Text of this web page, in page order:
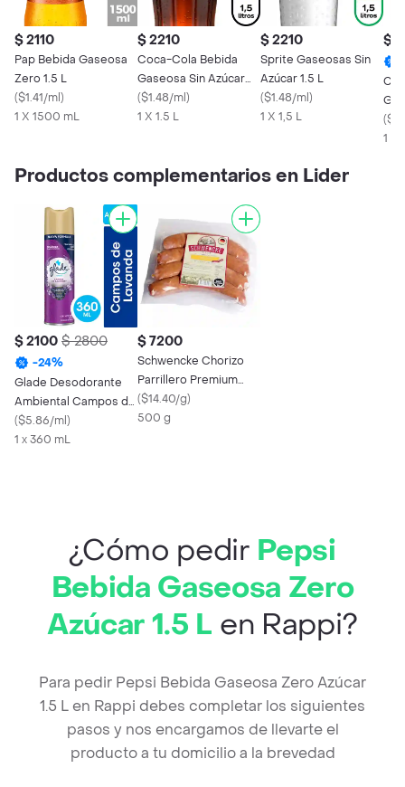
$ 2110
Pap Bebida Gaseosa
Zero 1.5 L
($1.41/ml)
1 X 1500 mL
$ 2210
Coca-Cola Bebida
Gaseosa Sin Azúcar
1.5 L
($1.48/ml)
1 X 1.5 L
$ 2210
Sprite Gaseosas Sin
Azúcar 1.5 L
($1.48/ml)
1 X 1,5 L
$
(
1 X
Productos complementarios en Lider
$ 2100 $ 2800
-24%
Glade Desodorante
Ambiental Campos de
Lavanda
($5.86/ml)
1 x 360 mL
$ 7200
Schwencke Chorizo
Parrillero Premium
Ahumado Natural
($14.40/g)
500 g
¿Cómo pedir Pepsi
Bebida Gaseosa Zero
Azúcar 1.5 L en Rappi?
Para pedir Pepsi Bebida Gaseosa Zero Azúcar
1.5 L en Rappi debes completar los siguientes
pasos y nos encargamos de llevarte el
producto a tu domicilio a la brevedad